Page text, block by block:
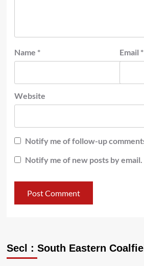
Name * Email *
Website
Notify me of follow-up
Notify me of new posts by email.
Secl : South Eastern